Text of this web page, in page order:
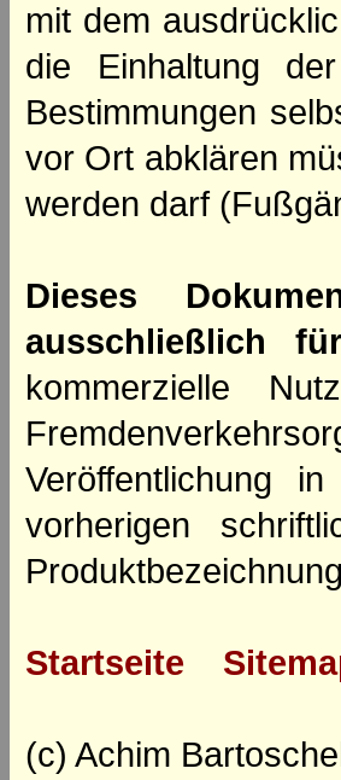
mit dem
die Einhaltung
Bestimmungen
vor Ort abklären
werden darf
Dieses
ausschließlich
kommerzielle
Veröffentlichung
vorherigen
Startseite
(c) Achim